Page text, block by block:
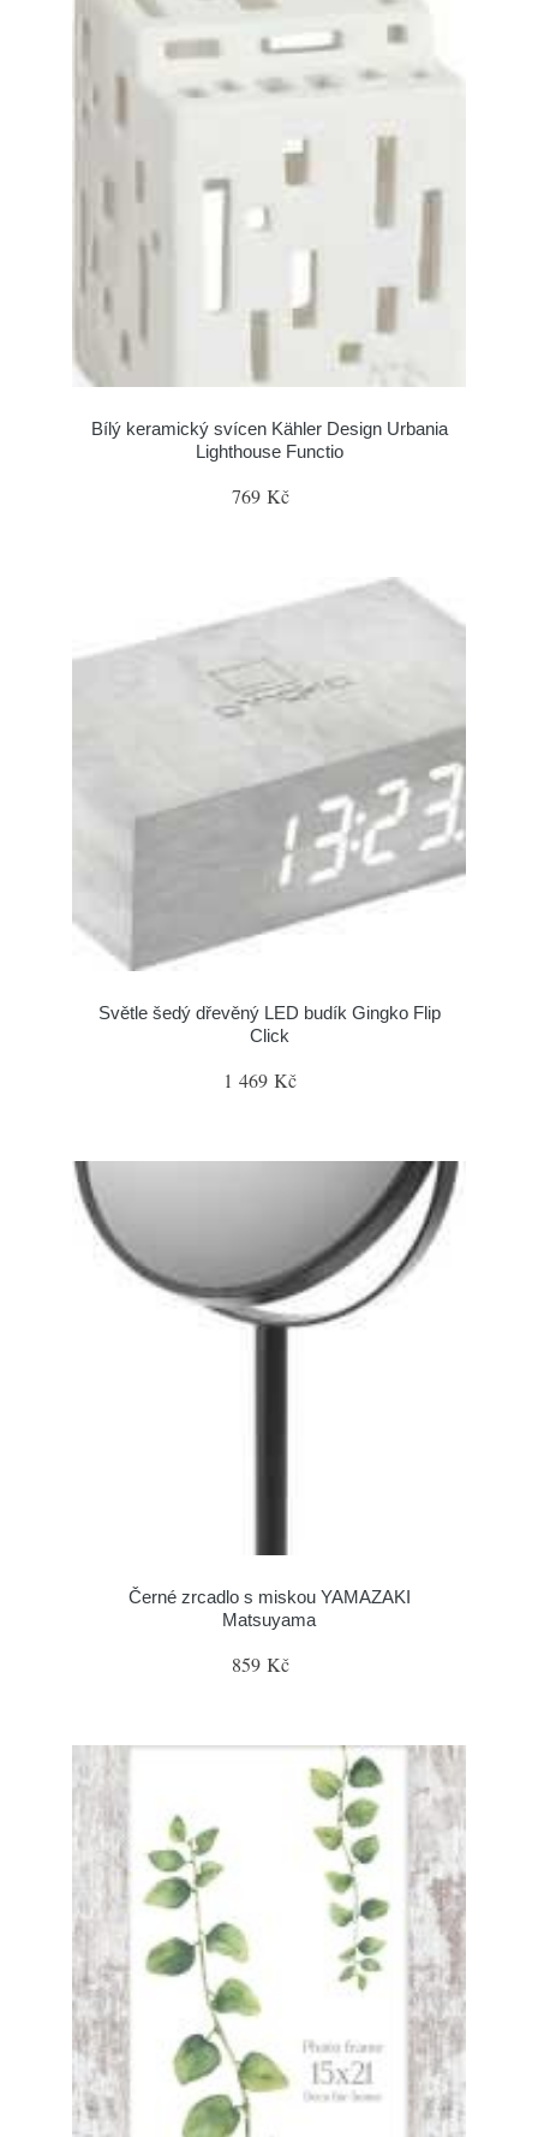
Bílý keramický svícen Kähler Design Urbania
Lighthouse Functio
769 Kč
Světle šedý dřevěný LED budík Gingko Flip
Click
1 469 Kč
Černé zrcadlo s miskou YAMAZAKI
Matsuyama
859 Kč